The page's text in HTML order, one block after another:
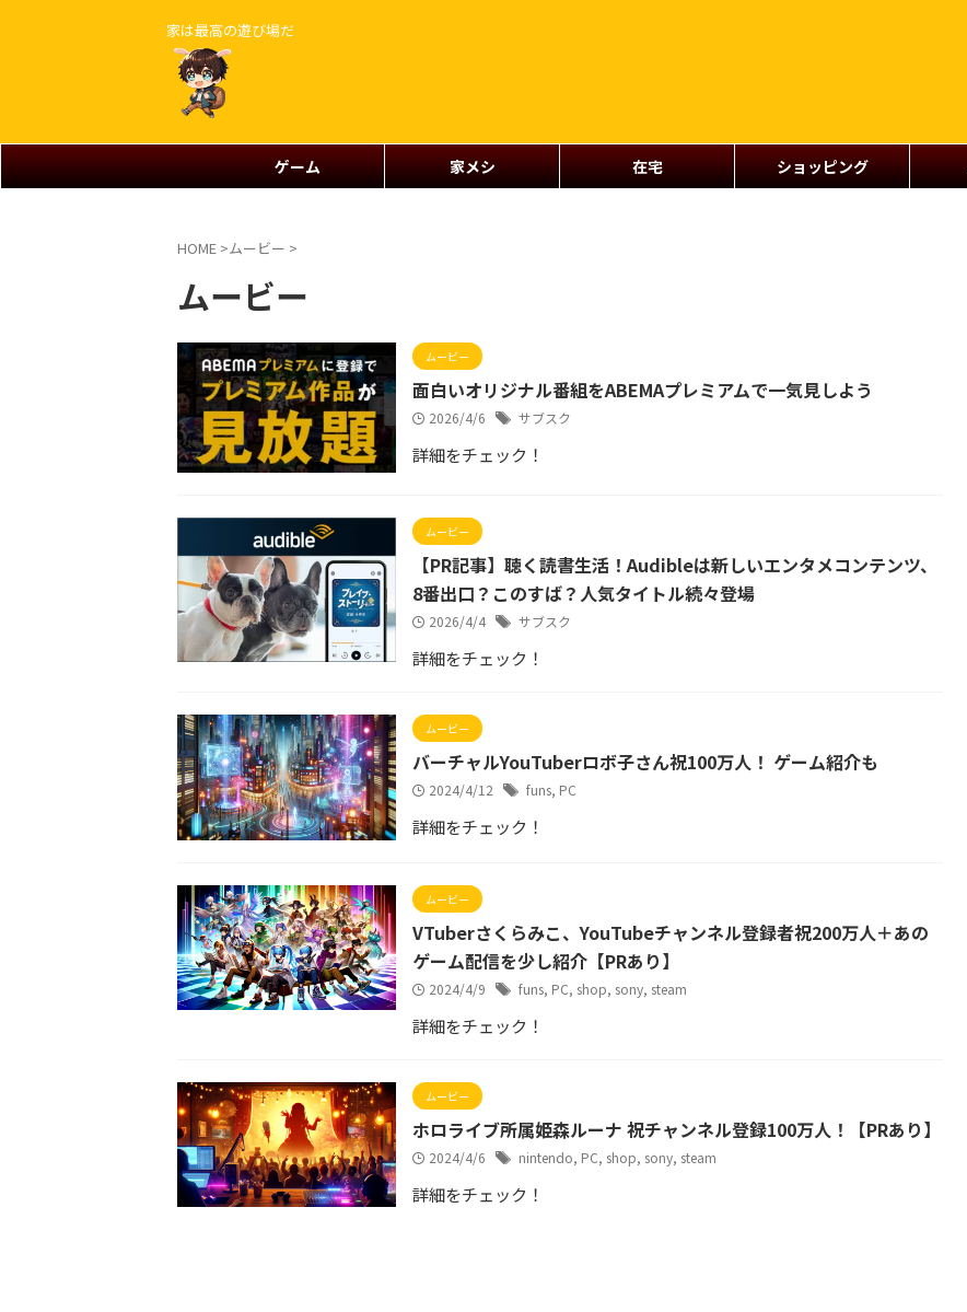
家は最高の遊び場だ
ゲーム 家メシ 在宅 ショッピング
HOME >ムービー >
ムービー
ムービー
面白いオリジナル番組をABEMAプレミアムで一気見しよう
2026/4/6 サブスク
詳細をチェック！
ムービー
【PR記事】聴く読書生活！Audibleは新しいエンタメコンテンツ、
8番出口？このすば？人気タイトル続々登場
2026/4/4 サブスク
詳細をチェック！
ムービー
バーチャルYouTuberロボ子さん祝100万人！ ゲーム紹介も
2024/4/12 funs, PC
詳細をチェック！
ムービー
VTuberさくらみこ、YouTubeチャンネル登録者祝200万人＋あの
ゲーム配信を少し紹介【PRあり】
2024/4/9 funs, PC, shop, sony, steam
詳細をチェック！
ムービー
ホロライブ所属姫森ルーナ 祝チャンネル登録100万人！【PRあり】
2024/4/6 nintendo, PC, shop, sony, steam
詳細をチェック！